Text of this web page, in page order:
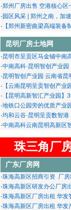
·郑州厂房出售 空港核心
· 园区风采 | 郑州之南，加
· 【郑州新密曲梁高端装
昆明厂房土地网
·昆明市呈贡区马金铺中南
·中南高科·昆明智创产业
·昆明智创产业园 云南省
· 【云南昆明呈贡智创产
· 【昆明高新智汇产业园
·地铁口公园旁的优质产业
·均和云谷·昆明呈贡数智
·中南高科云南昆明高新区
珠三角厂
广东厂房网
·珠海高新区招商引资 厂
·珠海高新区研发办公厂房
·珠海高新区厂房出租 华
·珠海高新区厂房出租 华发